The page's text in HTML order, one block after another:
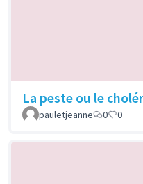
La peste ou le
pauletjeanne 0 0